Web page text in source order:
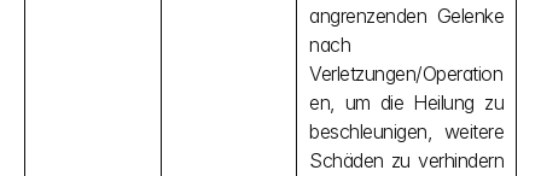
angrenzenden Gelenke
nach
Verletzungen/Operation
en, um die Heilung zu
beschleunigen, weitere
Schäden zu verhindern